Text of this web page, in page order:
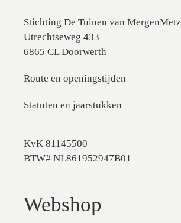
Stichting De Tuinen van MergenMetz
Utrechtseweg 433
6865 CL Doorwerth
Route en openingstijden
Statuten en jaarstukken
KvK 81145500
BTW# NL861952947B01
Webshop